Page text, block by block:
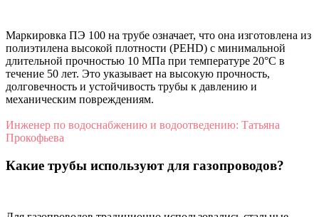
Маркировка ПЭ 100 на трубе означает, что она изготовлена из
полиэтилена высокой плотности (PEHD) с минимальной
длительной прочностью 10 МПа при температуре 20°C в
течение 50 лет. Это указывает на высокую прочность,
долговечность и устойчивость трубы к давлению и
механическим повреждениям.
Инженер по водоснабжению и водоотведению: Татьяна
Прокофьева
Какие трубы используют для газопроводов?